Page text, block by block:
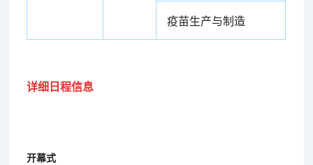
疫苗生产与制造
详细 日程信息
开幕式